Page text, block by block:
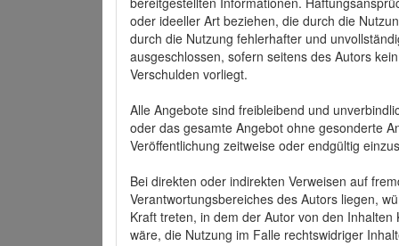
oder ideeller Art beziehen, die durch die
durch die Nutzung fehlerhafter und
ausgeschlossen, sofern seitens des Autors
Verschulden vorliegt.
Alle Angebote sind freibleibend und
oder das gesamte Angebot ohne gesonderte
Veröffentlichung zeitweise oder endgültig
Bei direkten oder indirekten Verweisen auf
Verantwortungsbereiches des Autors liegen,
Kraft treten, in dem der Autor von den
wäre, die Nutzung im Falle rechtswidriger